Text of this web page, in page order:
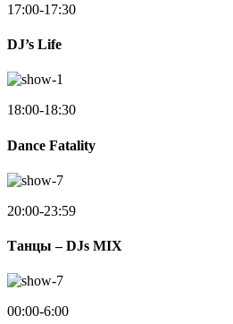
17:00-17:30
DJ’s Life
18:00-18:30
Dance Fatality
20:00-23:59
Танцы – DJs MIX
00:00-6:00